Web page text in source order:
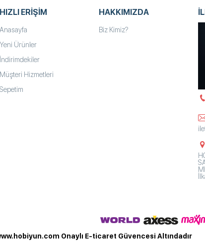
HIZLI ERIŞIM
Anasayfa
Yeni Ürünler
İndirimdekiler
Müşteri Hizmetleri
Sepetim
HAKKIMIZDA
Biz Kimiz?
Onaylı E-ticaret Güvencesi Altındadır